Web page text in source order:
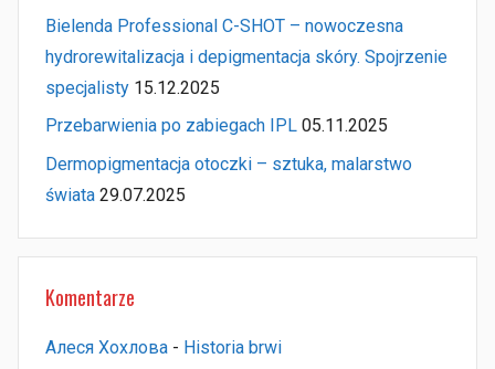
Bielenda Professional C-SHOT – nowoczesna
hydrorewitalizacja i depigmentacja skóry. Spojrzenie
specjalisty 15.12.2025
Przebarwienia po zabiegach IPL 05.11.2025
Dermopigmentacja otoczki – sztuka, malarstwo
świata 29.07.2025
Komentarze
Алеся Хохлова - Historia brwi